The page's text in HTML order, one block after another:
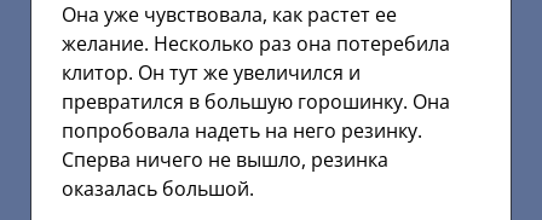
Она уже чувствовала, как растет ее
желание. Несколько раз она потеребила
клитор. Он тут же увеличился и
превратился в большую горошинку. Она
попробовала надеть на него резинку.
Сперва ничего не вышло, резинка
оказалась большой.